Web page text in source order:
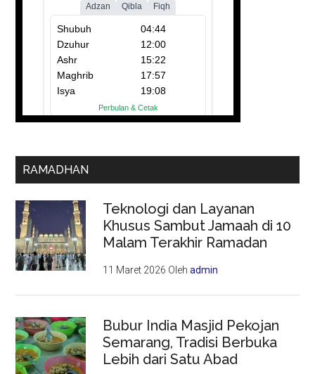
RAMADHAN
Teknologi dan Layanan
Khusus Sambut Jamaah di 10
Malam Terakhir Ramadan
11 Maret 2026 Olehadmin
Bubur India Masjid Pekojan
Semarang, Tradisi Berbuka
Lebih dari Satu Abad